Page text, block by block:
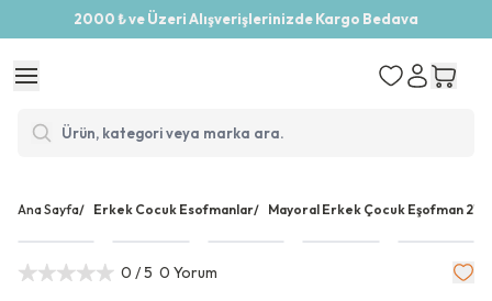
2000 ₺ ve Üzeri Alışverişlerinizde Kargo Bedava
Ana Sayfa/ Erkek Cocuk Esofmanlar/ Mayoral Erkek Çocuk Eşofman 2'li
0 / 5 0 Yorum